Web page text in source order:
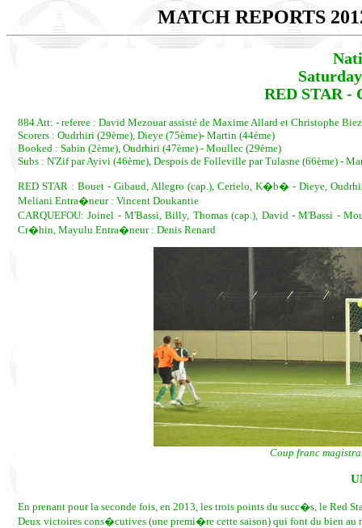
MATCH REPORTS
RED STAR -
884 Att: - referee : David Mezouar assisté de Maxime Allard et Christophe
Scorers : Oudrhiri (29ème), Dieye (75ème)- Martin (44ème)
Booked : Sabin (2ème), Oudrhiri (47ème) - Moullec (29ème)
Subs : N'Zif par Ayivi (46ème), Despois de Folleville par Tulasne (66ème) -
RED STAR : Bouet - Gibaud, Allegro (cap.), Cerielo, K�b� - Dieye,
Meliani Entra�neur : Vincent Doukantie
CARQUEFOU: Joinel - M'Bassi, Billy, Thomas (cap.), David - M'Bassi -
Cr�hin, Mayulu Entra�neur : Denis Renard
Coup franc
En prenant pour la seconde fois, en 2013, les trois points du succ�s, le Red
Deux victoires cons�cutives (une premi�re cette saison) qui font du bien au